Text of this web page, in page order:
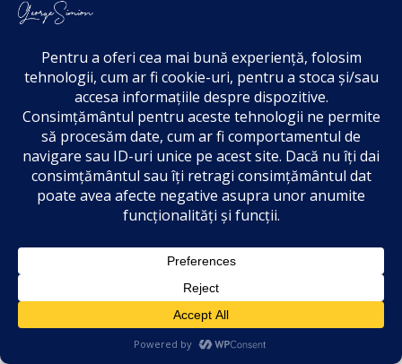
Întrebări / interpelări
Raport Săptămânal
Revista Presei
Sesizări
Știri
Stiri False
Texte Românești
4